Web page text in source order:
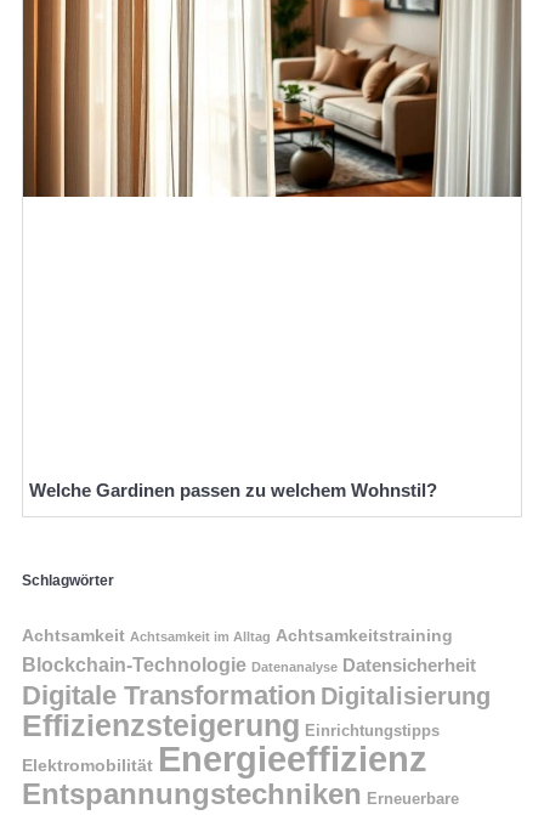
Welche Gardinen passen zu welchem Wohnstil?
Schlagwörter
Achtsamkeit Achtsamkeit im Alltag Achtsamkeitstraining
Blockchain-Technologie Datenanalyse Datensicherheit
Digitale Transformation Digitalisierung
Effizienzsteigerung Einrichtungstipps
Elektromobilität Energieeffizienz
Entspannungstechniken Erneuerbare